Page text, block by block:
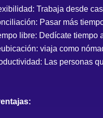
Trabaja desde
Pasar más
libre: Dedícate tiempo
viaja como
Las personas